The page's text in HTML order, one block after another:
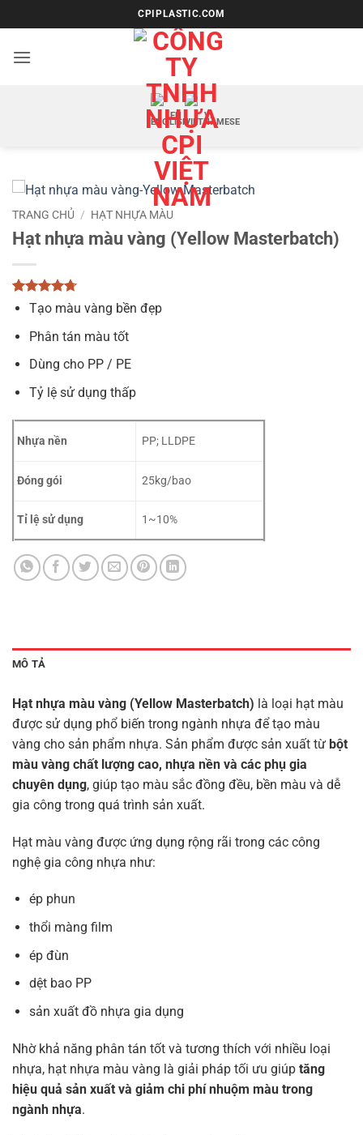
qua
nội
CPIPLASTIC.COM
EN VI
TRANG CHỦ / HẠT NHỰA MÀU
Hạt nhựa màu vàng (Yellow Masterbatch)
4.67trên
5 dựa trên
3
đánh giá
Tạo màu vàng bền đẹp
Phân tán màu tốt
Dùng cho PP / PE
Tỷ lệ sử dụng thấp
Nhựa nền PP; LLDPE
Đóng gói 25kg/bao
Tỉ lệ sử dụng 1~10%
MÔ TẢ
Hạt nhựa màu vàng (Yellow Masterbatch) là loại hạt màu
được sử dụng phổ biến trong ngành nhựa để tạo màu
vàng cho sản phẩm nhựa. Sản phẩm được sản xuất từ bột
màu vàng chất lượng cao, nhựa nền và các phụ gia
chuyên dụng, giúp tạo màu sắc đồng đều, bền màu và dễ
gia công trong quá trình sản xuất.
Hạt màu vàng được ứng dụng rộng rãi trong các công
nghệ gia công nhựa như:
ép phun
thổi màng film
ép đùn
dệt bao PP
sản xuất đồ nhựa gia dụng
Nhờ khả năng phân tán tốt và tương thích với nhiều loại
nhựa, hạt nhựa màu vàng là giải pháp tối ưu giúp tăng
hiệu quả sản xuất và giảm chi phí nhuộm màu trong
ngành nhựa.